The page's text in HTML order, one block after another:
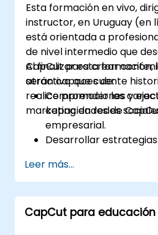
Esta formación en vivo,
instructor, en Uruguay (en
está orientada a
de nivel intermedio que
CapCut para crear
atractivo que cuente
realice promociones y
marketing en redes
Al finalizar esta
serán capaces de:
Comprender las
capacidades de
empresarial.
Desarrollar
reconocimiento de
Utilizar CapCut para
contenido de video
Optimizar videos para
Leer más...
CapCut para educación